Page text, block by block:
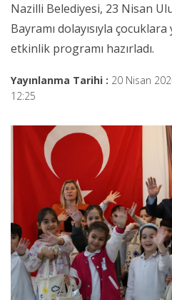
Nazilli Belediyesi, 23 Nisan
Bayramı dolayısıyla
etkinlik programı hazırladı.
Yayınlanma Tarihi : 20 Nisan
12:25